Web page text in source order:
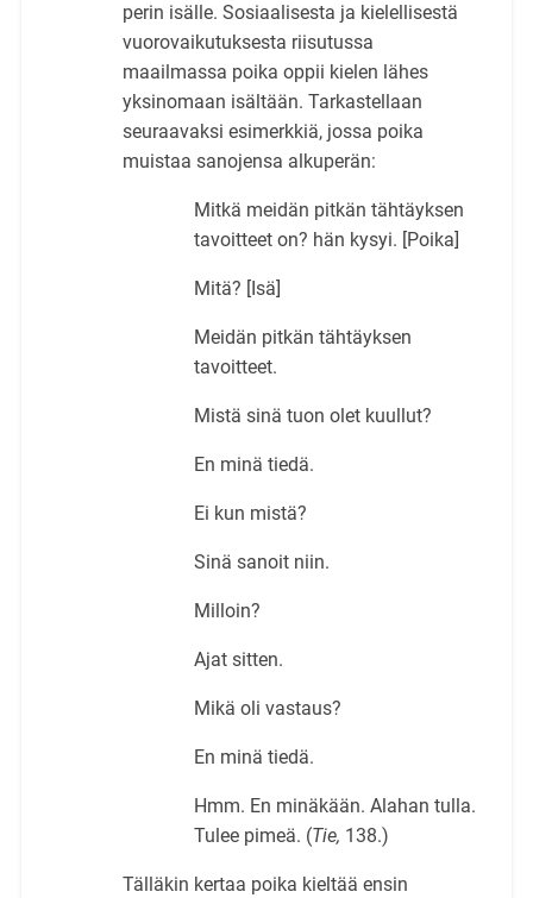
perin isälle. Sosiaalisesta ja kielellisestä
vuorovaikutuksesta riisutussa
maailmassa poika oppii kielen lähes
yksinomaan isältään. Tarkastellaan
seuraavaksi esimerkkiä, jossa poika
muistaa sanojensa alkuperän:
Mitkä meidän pitkän tähtäyksen
tavoitteet on? hän kysyi. [Poika]
Mitä? [Isä]
Meidän pitkän tähtäyksen
tavoitteet.
Mistä sinä tuon olet kuullut?
En minä tiedä.
Ei kun mistä?
Sinä sanoit niin.
Milloin?
Ajat sitten.
Mikä oli vastaus?
En minä tiedä.
Hmm. En minäkään. Alahan tulla.
Tulee pimeä. (Tie, 138.)
Tälläkin kertaa poika kieltää ensin